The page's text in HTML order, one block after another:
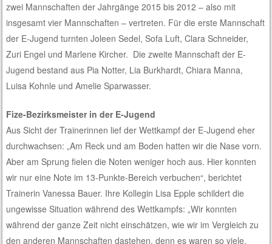
zwei Mannschaften der Jahrgänge 2015 bis 2012 – also mit
insgesamt vier Mannschaften – vertreten. Für die erste Mannschaft
der E-Jugend turnten Joleen Sedel, Sofa Luft, Clara Schneider,
Zuri Engel und Marlene Kircher. Die zweite Mannschaft der E-
Jugend bestand aus Pia Notter, Lia Burkhardt, Chiara Manna,
Luisa Kohnle und Amelie Sparwasser.
Fize-Bezirksmeister in der E-Jugend
Aus Sicht der Trainerinnen lief der Wettkampf der E-Jugend eher
durchwachsen: „Am Reck und am Boden hatten wir die Nase vorn.
Aber am Sprung fielen die Noten weniger hoch aus. Hier konnten
wir nur eine Note im 13-Punkte-Bereich verbuchen“, berichtet
Trainerin Vanessa Bauer. Ihre Kollegin Lisa Epple schildert die
ungewisse Situation während des Wettkampfs: „Wir konnten
während der ganze Zeit nicht einschätzen, wie wir im Vergleich zu
den anderen Mannschaften dastehen, denn es waren so viele,